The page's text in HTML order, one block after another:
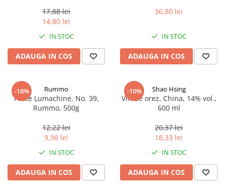
17,88 lei
14,80 lei
IN STOC
ADAUGA IN COS
36,80 lei
IN STOC
ADAUGA IN COS
-18% Rummo
Paste Lumachine, No. 39,
Rummo, 500g
12,22 lei
9,98 lei
IN STOC
ADAUGA IN COS
-10% Shao Hsing
Vin de orez, China, 14% vol.,
600 ml
20,37 lei
18,33 lei
IN STOC
ADAUGA IN COS